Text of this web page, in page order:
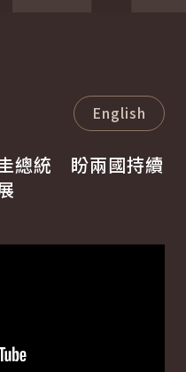
English
總統 盼兩國持續